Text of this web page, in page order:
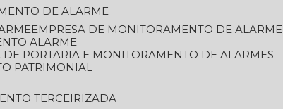
DE ALARME
EMPRESA DE MONITORAMENTO DE ALARME
ALARME
DE PORTARIA E MONITORAMENTO DE ALARMES
PATRIMONIAL
TERCEIRIZADA